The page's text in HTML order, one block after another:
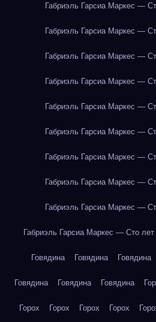
Габриэль Гарсиа Маркес —
Габриэль Гарсиа Маркес —
Габриэль Гарсиа Маркес —
Габриэль Гарсиа Маркес —
Габриэль Гарсиа Маркес —
Габриэль Гарсиа Маркес —
Габриэль Гарсиа Маркес —
Габриэль Гарсиа Маркес —
Габриэль Гарсиа Маркес —
Габриэль Гарсиа Маркес — Сто лет
Говядина Говядина Говядина
Говядина Говядина Говядина
Горох Горох Горох Горох